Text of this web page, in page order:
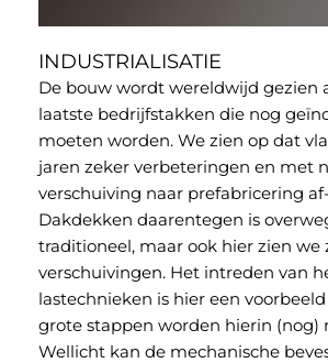
INDUSTRIALISATIE
De bouw wordt wereldwijd gezien
laatste bedrijfstakken die nog
moeten worden. We zien op dat
jaren zeker verbeteringen en met
verschuiving naar prefabricering
Dakdekken daarentegen is
traditioneel, maar ook hier zien we
verschuivingen. Het intreden van
lastechnieken is hier een
grote stappen worden hierin (nog)
Wellicht kan de mechanische